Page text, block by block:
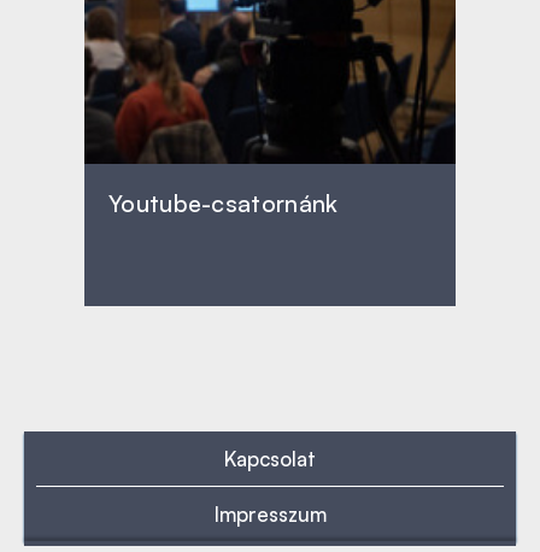
Youtube-csatornánk
Kapcsolat
Impresszum